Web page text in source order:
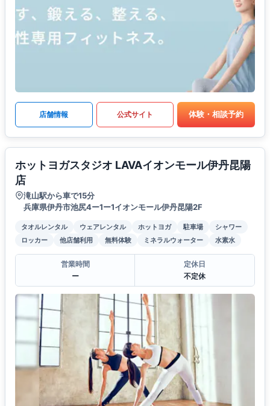
店舗情報 公式サイト 体験・相談予約
ホットヨガスタジオ LAVAイオンモール伊丹昆陽
店
滝山駅から車で15分
兵庫県伊丹市池尻4ー1ー1イオンモール伊丹昆陽2F
タオルレンタル ウェアレンタル ホットヨガ 駐車場
シャワー
ロッカー
他店舗利用 無料体験 ミネラルウォーター 水素水
営業時間
ー
定休日
不定休